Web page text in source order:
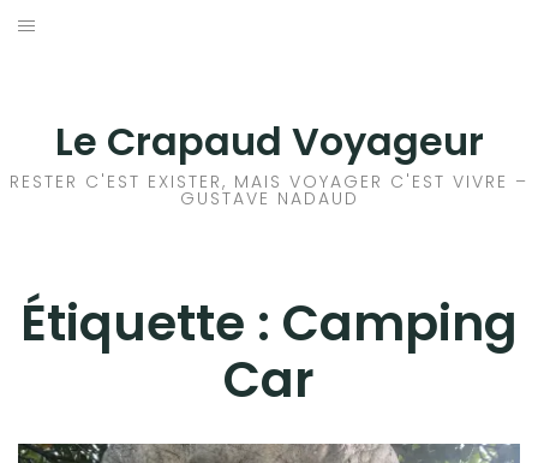
Aller
Le Crapaud Voyageur
RESTER C'EST EXISTER, MAIS VOYAGER C'EST VIVRE –
GUSTAVE NADAUD
Étiquette : Camping
Car
EUROPE
ASIE